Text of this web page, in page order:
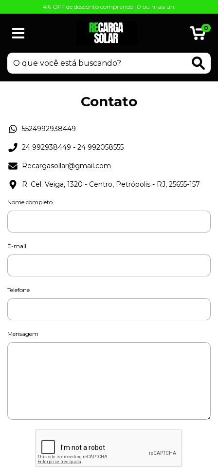
4% OFF de desconto comprando 10 ou mais un.
0
Contato
5524992938449
24 992938449 - 24 992058555
Recargasollar@gmail.com
R. Cel. Veiga, 1320 - Centro, Petrópolis - RJ, 25655-157
Nome completo
E-mail
Telefone
Mensagem